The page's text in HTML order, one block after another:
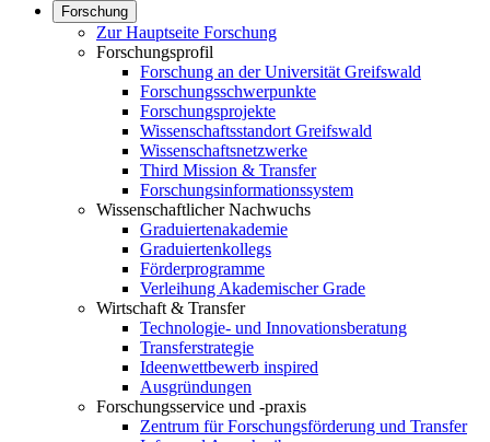
Forschung
Zur Hauptseite Forschung
Forschungsprofil
Forschung an der Universität Greifswald
Forschungsschwerpunkte
Forschungsprojekte
Wissenschaftsstandort Greifswald
Wissenschaftsnetzwerke
Third Mission & Transfer
Forschungsinformationssystem
Wissenschaftlicher Nachwuchs
Graduiertenakademie
Graduiertenkollegs
Förderprogramme
Verleihung Akademischer Grade
Wirtschaft & Transfer
Technologie- und Innovationsberatung
Transferstrategie
Ideenwettbewerb inspired
Ausgründungen
Forschungsservice und -praxis
Zentrum für Forschungsförderung und Transfer